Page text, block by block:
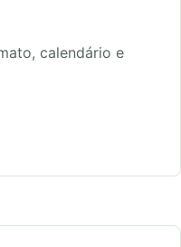
calendário e